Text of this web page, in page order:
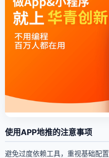
使用APP地推的注意事项
避免过度依赖工具，重视基础配